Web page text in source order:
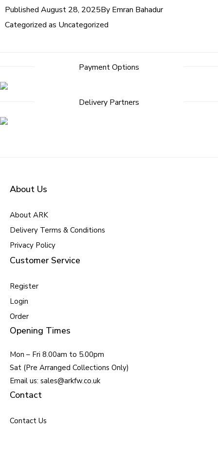
Published August 28, 2025By Emran Bahadur
Categorized as Uncategorized
Payment Options
Delivery Partners
About Us
About ARK
Delivery Terms & Conditions
Privacy Policy
Customer Service
Register
Login
Order
Opening Times
Mon – Fri 8.00am to 5.00pm
Sat (Pre Arranged Collections Only)
Email us: sales@arkfw.co.uk
Contact
Contact Us